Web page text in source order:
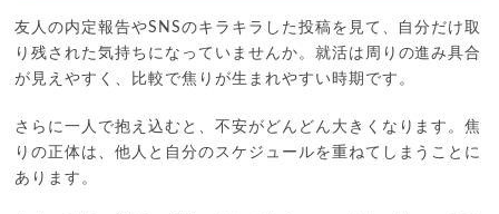
友人の内定報告やSNSのキラキラした投稿を見て、自分だけ取
り残された気持ちになっていませんか。就活は周りの進み具合
が見えやすく、比較で焦りが生まれやすい時期です。
さらに一人で抱え込むと、不安がどんどん大きくなります。焦
りの正体は、他人と自分のスケジュールを重ねてしまうことに
あります。